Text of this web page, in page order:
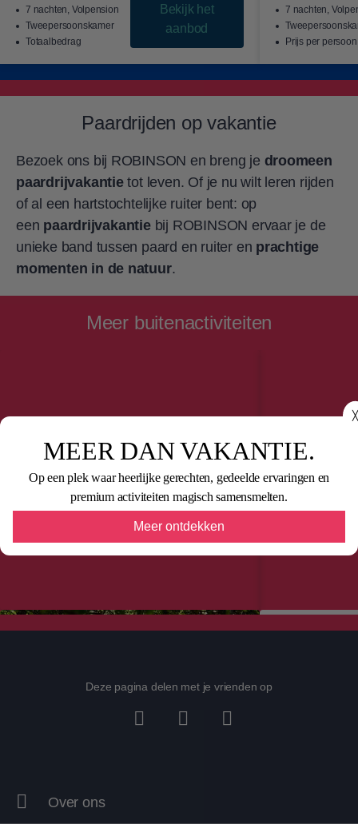
╳
MEER DAN VAKANTIE.
Op een plek waar heerlijke gerechten, gedeelde ervaringen en
premium activiteiten magisch samensmelten.
Meer ontdekken
7 nachten, Volpension
Tweepersoonskamer
Totaalbedrag
Bekijk het
aanbod
7 nachten,
Prijs per persoon
Paardrijden op vakantie
Bezoek ons bij ROBINSON en breng je droomeen
paardrijvakantietot leven. Of je nu wilt leren rijden
of al een hartstochtelijke ruiter bent: op
een paardrijvakantiebij ROBINSON ervaar je de
unieke band tussen paard en ruiter en prachtige
momenten in de natuur.
Meer buitenactiviteiten
Deze pagina delen met je vrienden op
Over ons